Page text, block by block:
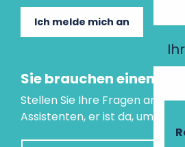
Ich melde mich an
Sie brauchen einen Rat?
Stellen Sie Ihre Fragen an
Assistenten, er ist da, um Ihnen